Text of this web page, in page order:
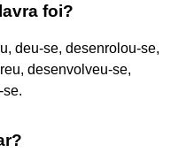
foi?
deu-se, desenrolou-se,
desenvolveu-se,